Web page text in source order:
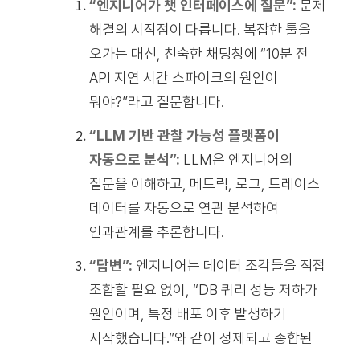
“엔지니어가 챗 인터페이스에 질문”: 문제
해결의 시작점이 다릅니다. 복잡한 툴을
오가는 대신, 친숙한 채팅창에 “10분 전
API 지연 시간 스파이크의 원인이
뭐야?”라고 질문합니다.
“LLM 기반 관찰 가능성 플랫폼이
자동으로 분석”: LLM은 엔지니어의
질문을 이해하고, 메트릭, 로그, 트레이스
데이터를 자동으로 연관 분석하여
인과관계를 추론합니다.
“답변”: 엔지니어는 데이터 조각들을 직접
조합할 필요 없이, “DB 쿼리 성능 저하가
원인이며, 특정 배포 이후 발생하기
시작했습니다.”와 같이 정제되고 종합된